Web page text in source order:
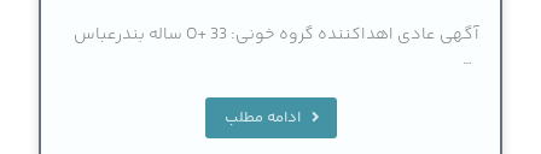
آگهی عادی اهداکننده گروه خونی: O+ 33 ساله بندرعباس
…
ادامه مطلب